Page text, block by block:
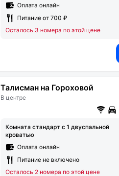
Оплата онлайн
Питание от 700 ₽
Осталось 3 номера по этой цене
Талисман на Гороховой
В центре
Комната стандарт с 1 двуспальной
кроватью
Оплата онлайн
Питание не включено
Осталось 2 номера по этой цене